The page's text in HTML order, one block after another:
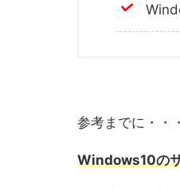
参考までに・・・
Windows10の